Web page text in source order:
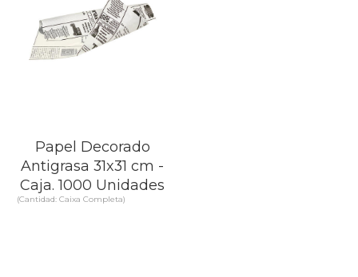
Papel Decorado
Antigrasa 31x31 cm -
Caja. 1000 Unidades
(Cantidad: Caixa Completa)